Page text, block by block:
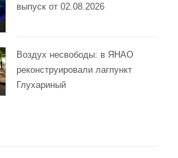
выпуск от 02.08.2026
Воздух несвободы: в ЯНАО
реконструировали лагпункт
Глухариный